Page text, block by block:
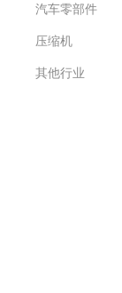
汽车零部件
压缩机
其他行业